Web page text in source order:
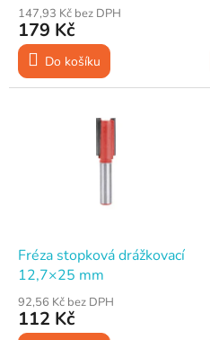
147,93 Kč bez DPH
179 Kč
Do košíku
Fréza stopková drážkovací
12,7×25 mm
92,56 Kč bez DPH
112 Kč